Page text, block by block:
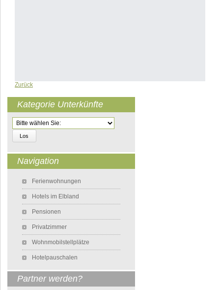
Zurück
Kategorie Unterkünfte
Zielseite
Navigation
Ferienwohnungen
Hotels im Elbland
Pensionen
Privatzimmer
Wohnmobilstellplätze
Hotelpauschalen
Partner werden?